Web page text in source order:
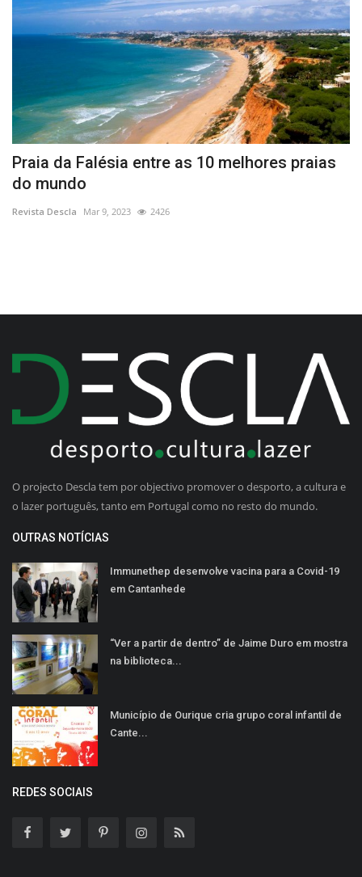
Praia da Falésia entre as 10 melhores praias
do mundo
Revista Descla Mar 9, 2023 2426
O projecto Descla tem por objectivo promover o desporto, a cultura e
o lazer português, tanto em Portugal como no resto do mundo.
OUTRAS NOTÍCIAS
Immunethep desenvolve vacina para a Covid-19
em Cantanhede
“Ver a partir de dentro” de Jaime Duro em mostra
na biblioteca...
Município de Ourique cria grupo coral infantil de
Cante...
REDES SOCIAIS